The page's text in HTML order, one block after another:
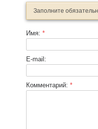
Заполните
Имя: *
E-mail:
Комментарий: *